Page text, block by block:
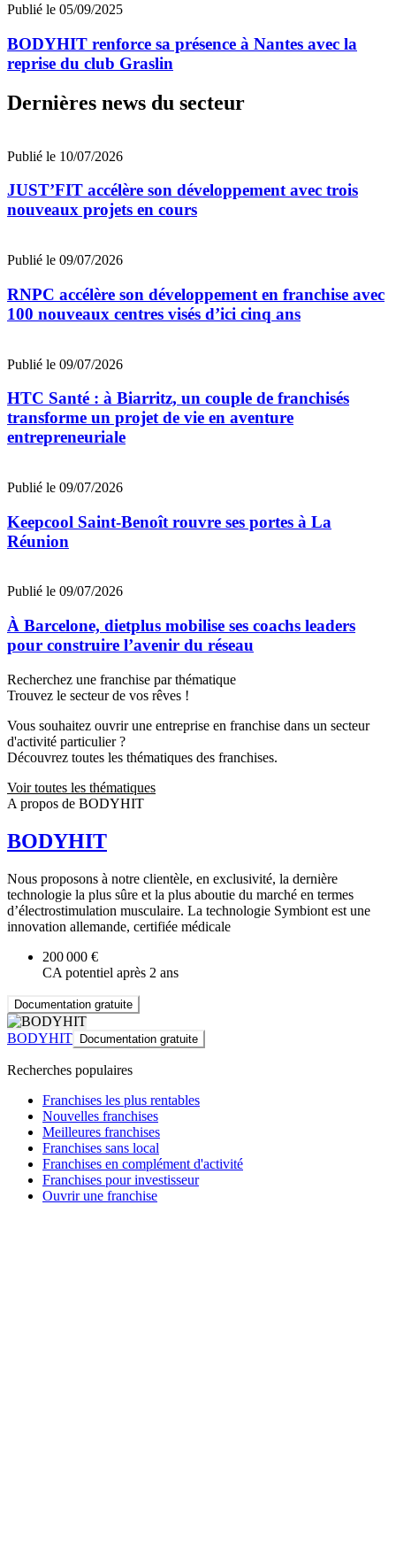
Publié le 05/09/2025
BODYHIT renforce sa présence à Nantes avec la
reprise du club Graslin
Dernières news du secteur
Publié le 10/07/2026
JUST’FIT accélère son développement avec trois
nouveaux projets en cours
Publié le 09/07/2026
RNPC accélère son développement en franchise avec
100 nouveaux centres visés d’ici cinq ans
Publié le 09/07/2026
HTC Santé : à Biarritz, un couple de franchisés
transforme un projet de vie en aventure
entrepreneuriale
Publié le 09/07/2026
Keepcool Saint-Benoît rouvre ses portes à La
Réunion
Publié le 09/07/2026
À Barcelone, dietplus mobilise ses coachs leaders
pour construire l’avenir du réseau
Recherchez une franchise par thématique
Trouvez le secteur de vos rêves !
Vous souhaitez ouvrir une entreprise en franchise dans un secteur
d'activité particulier ?
Découvrez toutes les thématiques des franchises.
Voir toutes les thématiques
A propos de BODYHIT
BODYHIT
Nous proposons à notre clientèle, en exclusivité, la dernière
technologie la plus sûre et la plus aboutie du marché en termes
d’électrostimulation musculaire. La technologie Symbiont est une
innovation allemande, certifiée médicale
200 000 €
CA potentiel après 2 ans
Documentation gratuite
BODYHIT Documentation gratuite
Recherches populaires
Franchises les plus rentables
Nouvelles franchises
Meilleures franchises
Franchises sans local
Franchises en complément d'activité
Franchises pour investisseur
Ouvrir une franchise